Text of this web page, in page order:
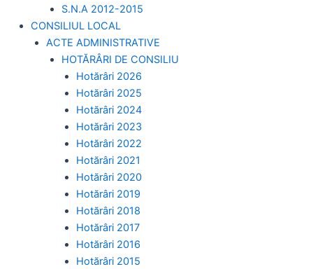
S.N.A 2012-2015
CONSILIUL LOCAL
ACTE ADMINISTRATIVE
HOTĂRÂRI DE CONSILIU
Hotărâri 2026
Hotărâri 2025
Hotărâri 2024
Hotărâri 2023
Hotărâri 2022
Hotărâri 2021
Hotărâri 2020
Hotărâri 2019
Hotărâri 2018
Hotărâri 2017
Hotărâri 2016
Hotărâri 2015